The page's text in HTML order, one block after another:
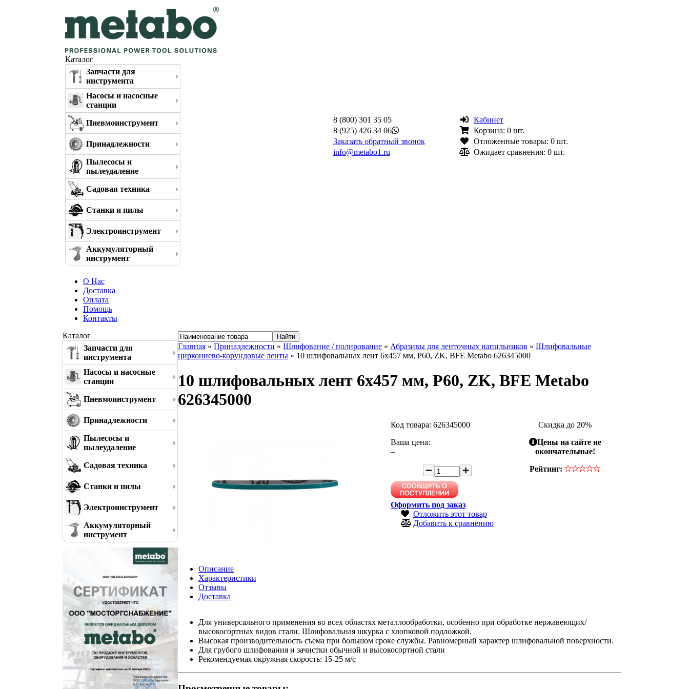
Каталог
Запчасти для
инструмента
Насосы и насосные
станции
Пневмоинструмент
Принадлежности
Пылесосы и
пылеудаление
Садовая техника
Станки и пилы
Электроинструмент
Аккумуляторный
инструмент
8 (800) 301 35 05
8 (925) 426 34 06
Заказать обратный звонок
info@metabo1.ru
Кабинет
Корзина: 0 шт.
Отложенные товары: 0 шт.
Ожидает сравнения: 0 шт.
О Нас
Доставка
Оплата
Помощь
Контакты
Каталог
Запчасти для
инструмента
Насосы и насосные
станции
Пневмоинструмент
Принадлежности
Пылесосы и
пылеудаление
Садовая техника
Станки и пилы
Электроинструмент
Аккумуляторный
инструмент
Главная » Принадлежности » Шлифование / полирование » Абразивы для ленточных напильников » Шлифовальные
циркониево-корундовые ленты » 10 шлифовальных лент 6x457 мм, P60, ZK, BFE Metabo 626345000
10 шлифовальных лент 6x457 мм, P60, ZK, BFE Metabo
626345000
Код товара: 626345000
Ваша цена:
–
Оформить под заказ
Отложить этот товар
Добавить к сравнению
Скидка до 20%
Цены на сайте не
окончательные!
Рейтинг:
Описание
Характеристики
Отзывы
Доставка
Для универсального применения во всех областях металлообработки, особенно при обработке нержавеющих/
высокосортных видов стали. Шлифовальная шкурка с хлопковой подложкой.
Высокая производительность съема при большом сроке службы. Равномерный характер шлифовальной поверхности.
Для грубого шлифования и зачистки обычной и высокосортной стали
Рекомендуемая окружная скорость: 15-25 м/с